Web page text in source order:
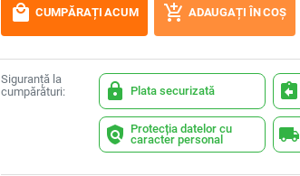
local_mall CUMPĂRAȚI ACUM add_shopping_cart ADAUGAȚI ÎN COȘ
Siguranță la
cumpărături:
lock Plata securizată assignment_return
policy Protecția datelor cu
caracter personal
local_shipping